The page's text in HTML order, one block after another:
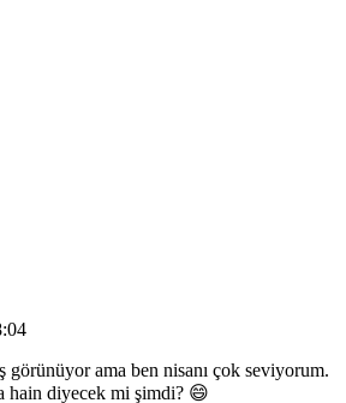
görünüyor ama ben nisanı çok seviyorum.
hain diyecek mi şimdi? 😄